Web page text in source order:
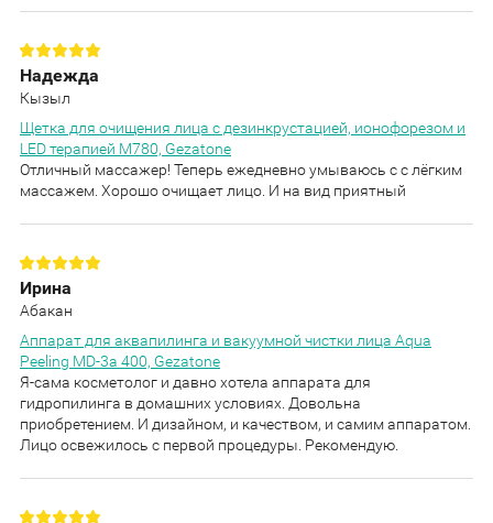
Надежда
Кызыл
Щетка для очищения лица с дезинкрустацией, ионофорезом и
LED терапией M780, Gezatone
Отличный массажер! Теперь ежедневно умываюсь с с лёгким
массажем. Хорошо очищает лицо. И на вид приятный
Ирина
Абакан
Аппарат для аквапилинга и вакуумной чистки лица Aqua
Peeling MD-3a 400, Gezatone
Я-сама косметолог и давно хотела аппарата для
гидропилинга в домашних условиях. Довольна
приобретением. И дизайном, и качеством, и самим аппаратом.
Лицо освежилось с первой процедуры. Рекомендую.